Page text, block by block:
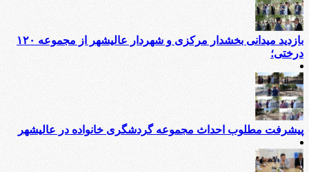
بازدید میدانی بخشدار مرکزی و شهردار عالیشهر از مجموعه ۱۲۰
درختی؛
پیشرفت مطلوب احداث مجموعه گردشگری خانواده در عالیشهر